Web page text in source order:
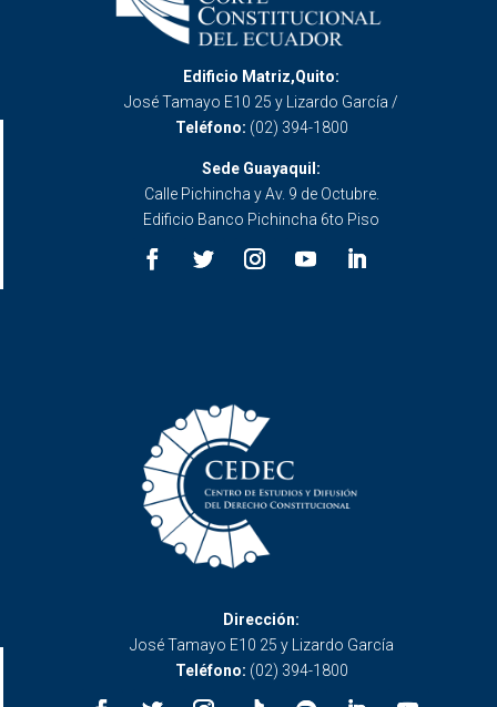
Edificio Matriz,Quito:
José Tamayo E10 25 y Lizardo García /
Teléfono: (02) 394-1800
Sede Guayaquil:
Calle Pichincha y Av. 9 de Octubre.
Edificio Banco Pichincha 6to Piso
Dirección:
José Tamayo E10 25 y Lizardo García
Teléfono: (02) 394-1800